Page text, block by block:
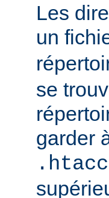
Les
un
se
garder